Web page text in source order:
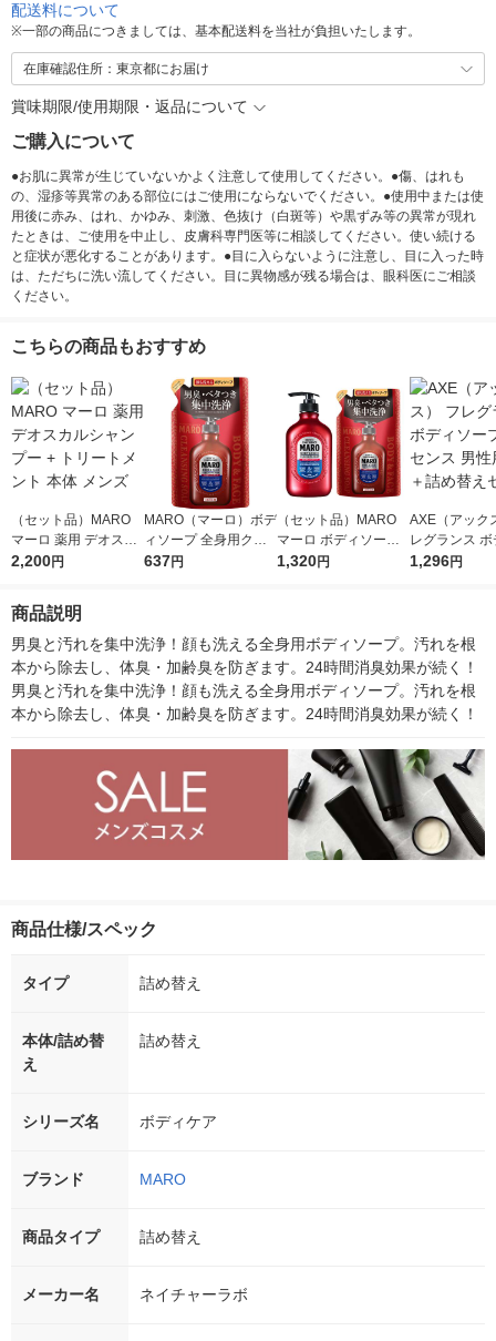
配送料について
※一部の商品につきましては、基本配送料を当社が負担いたします。
在庫確認住所：東京都にお届け
賞味期限/使用期限・返品について
ご購入について
●お肌に異常が生じていないかよく注意して使用してください。●傷、はれも
の、湿疹等異常のある部位にはご使用にならないでください。●使用中または使
用後に赤み、はれ、かゆみ、刺激、色抜け（白斑等）や黒ずみ等の異常が現れ
たときは、ご使用を中止し、皮膚科専門医等に相談してください。使い続ける
と症状が悪化することがあります。●目に入らないように注意し、目に入った時
は、ただちに洗い流してください。目に異物感が残る場合は、眼科医にご相談
ください。
こちらの商品もおすすめ
（セット品）MARO
マーロ 薬用 デオスカ
ルシャンプー + トリ
2,200円
MARO（マーロ）ボデ
ィソープ 全身用クレ
ンジングソープ 詰め
637円
（セット品）MARO
マーロ ボディソープ
全身用クレンジングソ
1,320円
AXE（アック
レグランス
ープ エッセ
1,296円
商品説明
男臭と汚れを集中洗浄！顔も洗える全身用ボディソープ。汚れを根
本から除去し、体臭・加齢臭を防ぎます。24時間消臭効果が続く！
男臭と汚れを集中洗浄！顔も洗える全身用ボディソープ。汚れを根
本から除去し、体臭・加齢臭を防ぎます。24時間消臭効果が続く！
商品仕様/スペック
タイプ 詰め替え
本体/詰め替
え
詰め替え
シリーズ名 ボディケア
ブランド MARO
商品タイプ 詰め替え
メーカー名 ネイチャーラボ